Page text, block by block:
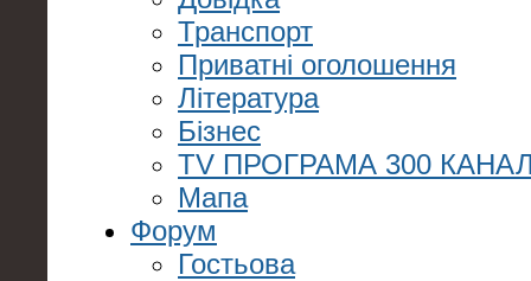
Транспорт
Приватні оголошення
Література
Бізнес
TV ПРОГРАМА 300
Мапа
Форум
Гостьова